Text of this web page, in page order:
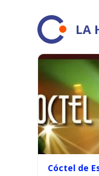
LA
Cóctel de